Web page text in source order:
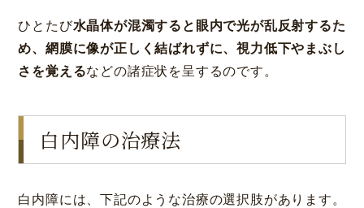
ひとたび水晶体が混濁すると眼内で光が乱反射するた
め、網膜に像が正しく結ばれずに、視力低下やまぶし
さを覚えるなどの諸症状を呈するのです。
白内障の治療法
白内障には、下記のような治療の選択肢があります。